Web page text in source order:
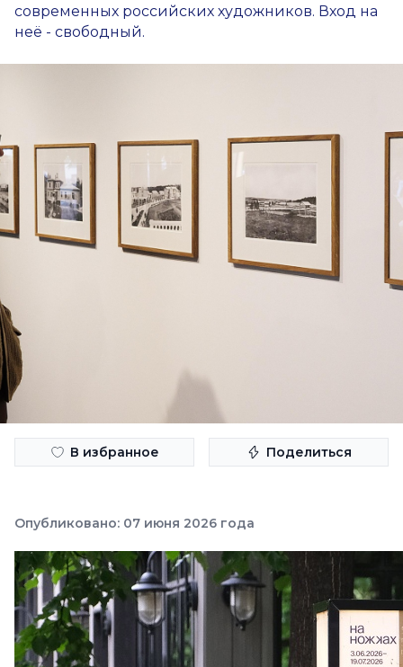
современных российских художников. Вход на
неё - свободный.
В избранное Поделиться
Опубликовано: 07 июня 2026 года